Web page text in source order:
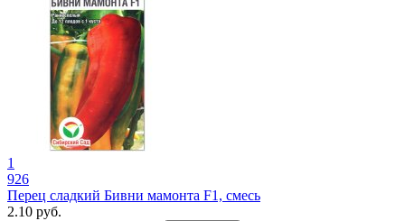
1
926
Перец сладкий Бивни мамонта F1, смесь
2.10 руб.